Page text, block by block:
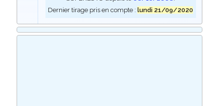
Dernier tirage pris en compte :lundi 21/09/2020